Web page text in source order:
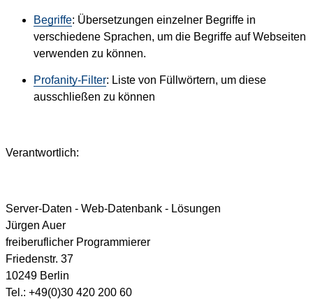
Begriffe: Übersetzungen einzelner Begriffe in
verschiedene Sprachen, um die Begriffe auf Webseiten
verwenden zu können.
Profanity-Filter: Liste von Füllwörtern, um diese
ausschließen zu können
Verantwortlich:
Server-Daten - Web-Datenbank - Lösungen
Jürgen Auer
freiberuflicher Programmierer
Friedenstr. 37
10249 Berlin
Tel.: +49(0)30 420 200 60